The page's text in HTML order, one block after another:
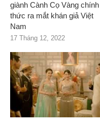
giành Cành Cọ Vàng chính
thức ra mắt khán giả Việt
Nam
17 Tháng 12, 2022